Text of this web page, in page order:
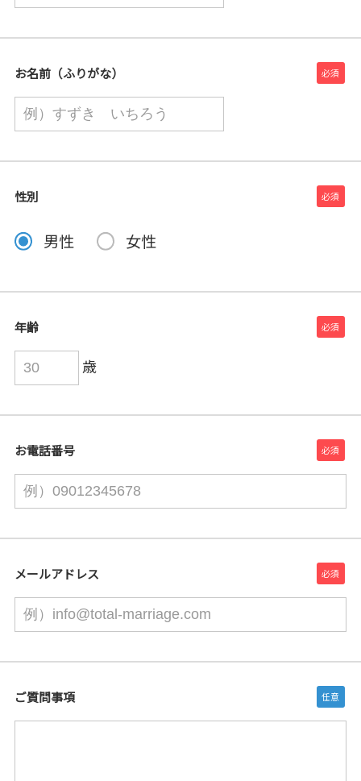
お名前（ふりがな）
性別
男性 女性
年齢
歳
お電話番号
メールアドレス
ご質問事項